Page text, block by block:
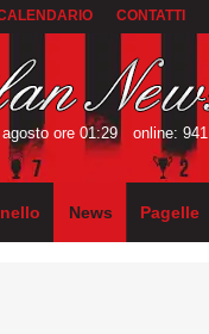
CONTATTI
ore 01:29 online: 941
News Pagelle